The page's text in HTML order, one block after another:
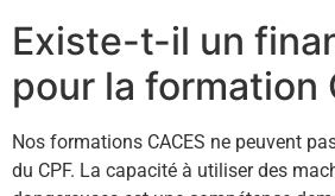
Existe-t-il un
pour la formation
Nos formations CACES ne peuvent
du CPF. La capacité à utiliser des